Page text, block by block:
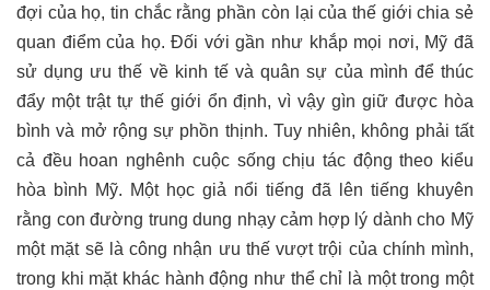
đợi của họ, tin chắc rằng phần còn lại của thế giới chia sẻ
quan điểm của họ. Đối với gần như khắp mọi nơi, Mỹ đã
sử dụng ưu thế về kinh tế và quân sự của mình để thúc
đẩy một trật tự thế giới ổn định, vì vậy gìn giữ được hòa
bình và mở rộng sự phồn thịnh. Tuy nhiên, không phải tất
cả đều hoan nghênh cuộc sống chịu tác động theo kiểu
hòa bình Mỹ. Một học giả nổi tiếng đã lên tiếng khuyên
rằng con đường trung dung nhạy cảm hợp lý dành cho Mỹ
một mặt sẽ là công nhận ưu thế vượt trội của chính mình,
trong khi mặt khác hành động như thể chỉ là một trong một